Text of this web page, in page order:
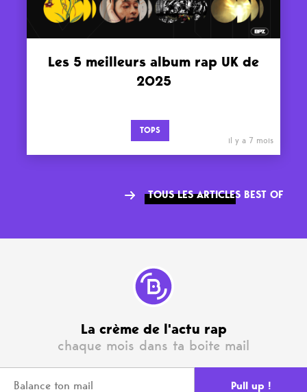
Les 5 meilleurs album rap UK de
2025
TOPS
il y a 7 mois
TOUS LES ARTICLES BEST OF
La crème de l'actu rap
chaque mois dans ta boite mail